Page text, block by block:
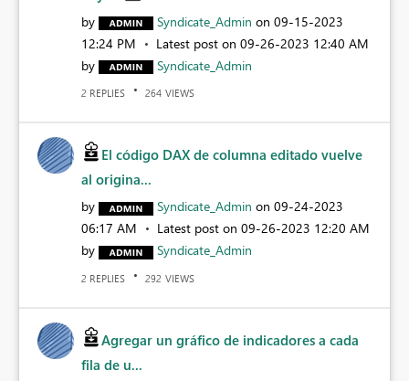
by Syndicate_Admin on ‎09-15-2023
12:24 PM
Latest post on ‎09-26-2023 12:40 AM
by
Syndicate_Admin
2 REPLIES 264 VIEWS
El código DAX de columna editado vuelve
al origina...
by Syndicate_Admin on ‎09-24-2023
06:17 AM
Latest post on ‎09-26-2023 12:20 AM
by
Syndicate_Admin
2 REPLIES 292 VIEWS
Agregar un gráfico de indicadores a cada
fila de u...